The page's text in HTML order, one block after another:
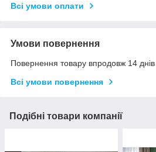
Всі умови оплати
Умови повернення
Повернення товару впродовж 14
Всі умови повернення
Подібні товари компанії